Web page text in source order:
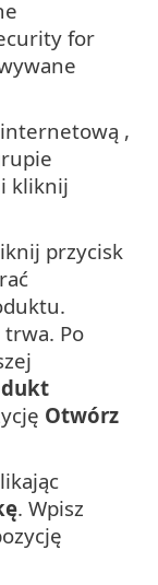
for
internetową ,
kliknij
przycisk
Po
Otwórz
. Wpisz